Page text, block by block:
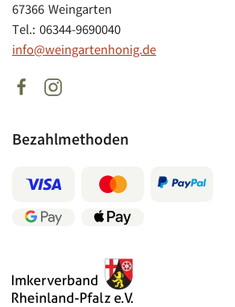
67366 Weingarten
Tel.: 06344-9690040
info@weingartenhonig.de
Bezahlmethoden